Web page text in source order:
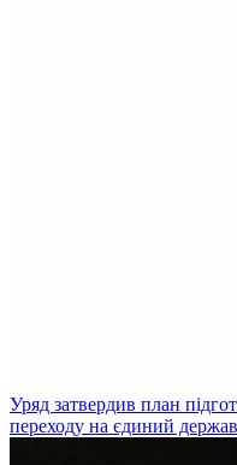
Уряд затвердив план
переходу на єдиний